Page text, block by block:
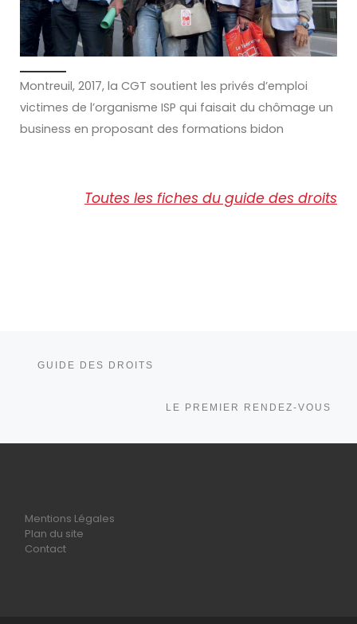
Montreuil, 2017, la CGT soutient les privés d’emploi
victimes de l’organisme ISP qui faisait du chômage un
business en proposant des formations bidon
Toutes les fiches du guide des droits
GUIDE DES DROITS
LE PREMIER RENDEZ-VOUS
Mentions Légales
Plan du site
Contact